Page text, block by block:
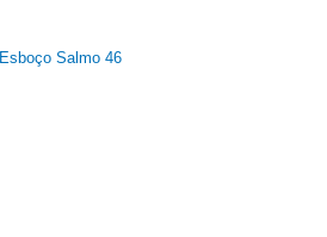
Esboço Salmo 46